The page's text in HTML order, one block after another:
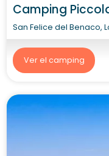
Camping
San Felice del Benaco,
Ver el camping